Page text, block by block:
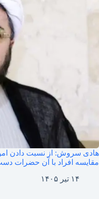
هادی سروش: از نسبت دادن
مقایسه افراد با آن حضرات
۱۴ تیر ۱۴۰۵